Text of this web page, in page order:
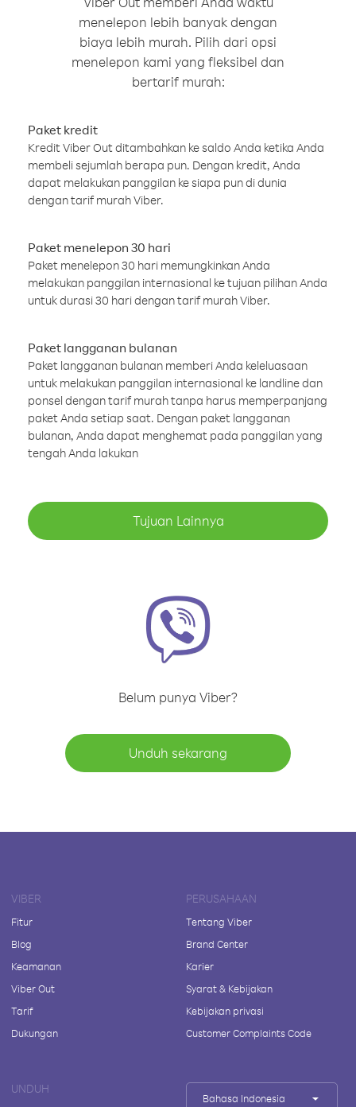
menelepon lebih banyak dengan
biaya lebih murah. Pilih dari opsi
menelepon kami yang fleksibel dan
bertarif murah:
Paket kredit
Kredit Viber Out ditambahkan ke saldo Anda ketika Anda
membeli sejumlah berapa pun. Dengan kredit, Anda
dapat melakukan panggilan ke siapa pun di dunia
dengan tarif murah Viber.
Paket menelepon 30 hari
Paket menelepon 30 hari memungkinkan Anda
melakukan panggilan internasional ke tujuan pilihan Anda
untuk durasi 30 hari dengan tarif murah Viber.
Paket langganan bulanan
Paket langganan bulanan memberi Anda keleluasaan
untuk melakukan panggilan internasional ke landline dan
ponsel dengan tarif murah tanpa harus memperpanjang
paket Anda setiap saat. Dengan paket langganan
bulanan, Anda dapat menghemat pada panggilan yang
tengah Anda lakukan
Tujuan Lainnya
Belum punya Viber?
Unduh sekarang
VIBER
Fitur
Blog
Keamanan
Viber Out
Tarif
Dukungan
PERUSAHAAN
Tentang Viber
Brand Center
Karier
Syarat & Kebijakan
Kebijakan privasi
Customer Complaints Code
UNDUH
Bahasa Indonesia